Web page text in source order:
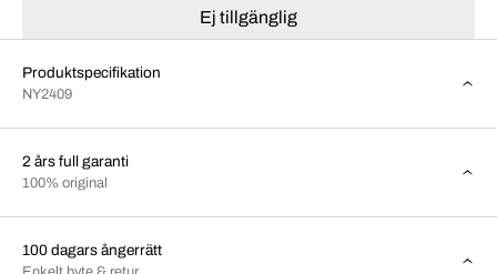
Ej tillgänglig
Produktspecifikation
NY2409
2 års full garanti
100% original
100 dagars ångerrätt